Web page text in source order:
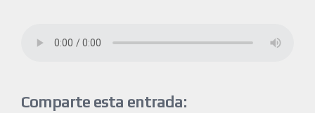
Comparte esta entrada: